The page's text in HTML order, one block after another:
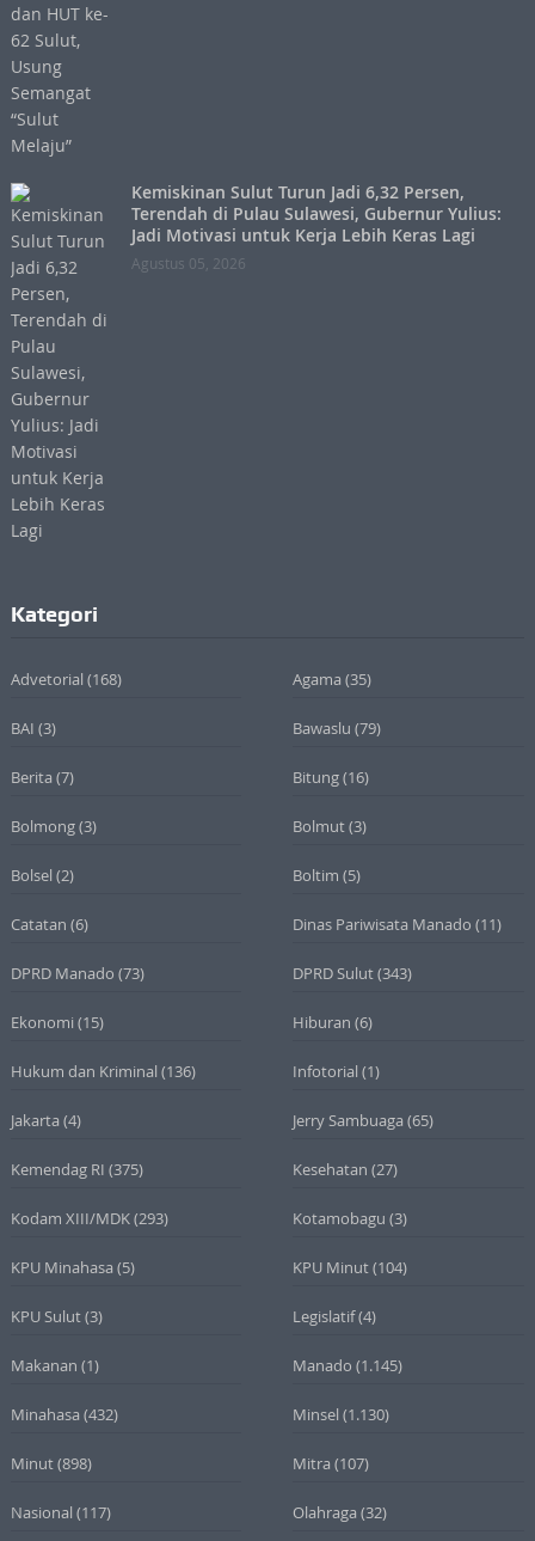
Kemiskinan Sulut Turun Jadi 6,32 Persen,
Terendah di Pulau Sulawesi, Gubernur Yulius:
Jadi Motivasi untuk Kerja Lebih Keras Lagi
Agustus 05, 2026
Kategori
Advetorial (168) Agama (35)
BAI (3) Bawaslu (79)
Berita (7) Bitung(16)
Bolmong(3) Bolmut(3)
Bolsel (2) Boltim (5)
Catatan (6) Dinas Pariwisata Manado (11)
DPRD Manado (73) DPRD Sulut(343)
Ekonomi (15) Hiburan (6)
Hukum dan Kriminal (136) Infotorial (1)
Jakarta (4) Jerry Sambuaga (65)
Kemendag RI (375) Kesehatan (27)
Kodam XIII/MDK(293) Kotamobagu (3)
KPU Minahasa (5) KPU Minut(104)
KPU Sulut(3) Legislatif(4)
Makanan (1) Manado (1.145)
Minahasa (432) Minsel (1.130)
Minut(898) Mitra (107)
Nasional (117) Olahraga (32)